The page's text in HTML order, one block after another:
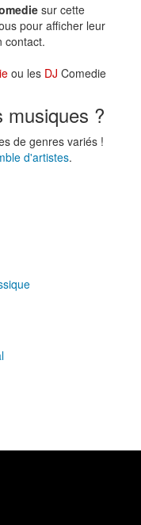
sur cette
pour afficher leur
contact.
ou les DJ Comedie
musiques ?
de genres variés !
d'artistes.